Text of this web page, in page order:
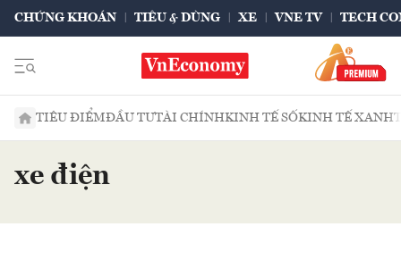
CHỨNG KHOÁN TIÊU & DÙNG XE VNE TV TECH
TIÊU ĐIỂMĐẦU TƯTÀI CHÍNHKINH TẾ SỐKINH TẾ XANH
xe điện